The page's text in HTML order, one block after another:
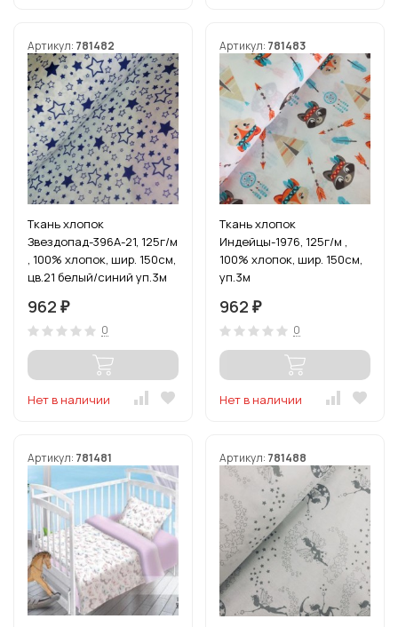
Артикул: 781482
Ткань хлопок
Звездопад-396А-21, 125г/м
, 100% хлопок, шир. 150см,
цв.21 белый/синий уп.3м
962 ₽
0
Нет в наличии
Артикул: 781483
Ткань хлопок
Индейцы-1976, 125г/м ,
100% хлопок, шир. 150см,
уп.3м
962 ₽
0
Нет в наличии
Артикул: 781481 Артикул: 781488